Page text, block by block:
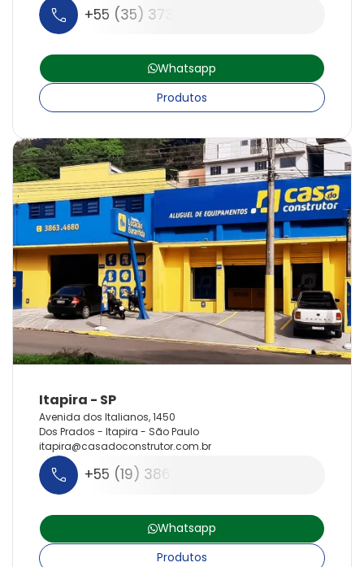
+55 (35) 3731-2290
Whatsapp
Produtos
Avenida dos Italianos, 1450
Dos Prados - Itapira - São Paulo
itapira@casadoconstrutor.com.br
+55 (19) 3863-4680
Whatsapp
Produtos